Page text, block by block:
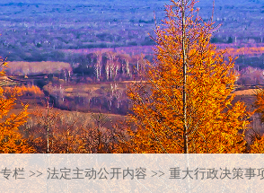
栏>>法定主动公开内容>> 重大行政决策事